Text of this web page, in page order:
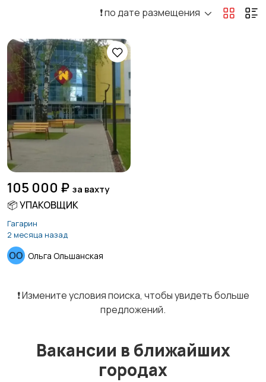
❗️ по дате размещения
105 000 ₽ за вахту
📦 УПАКОВЩИК
Гагарин
2 месяца назад
Ольга Ольшанская
❗️ Измените условия поиска, чтобы увидеть больше
предложений.
Вакансии в ближайших
городах